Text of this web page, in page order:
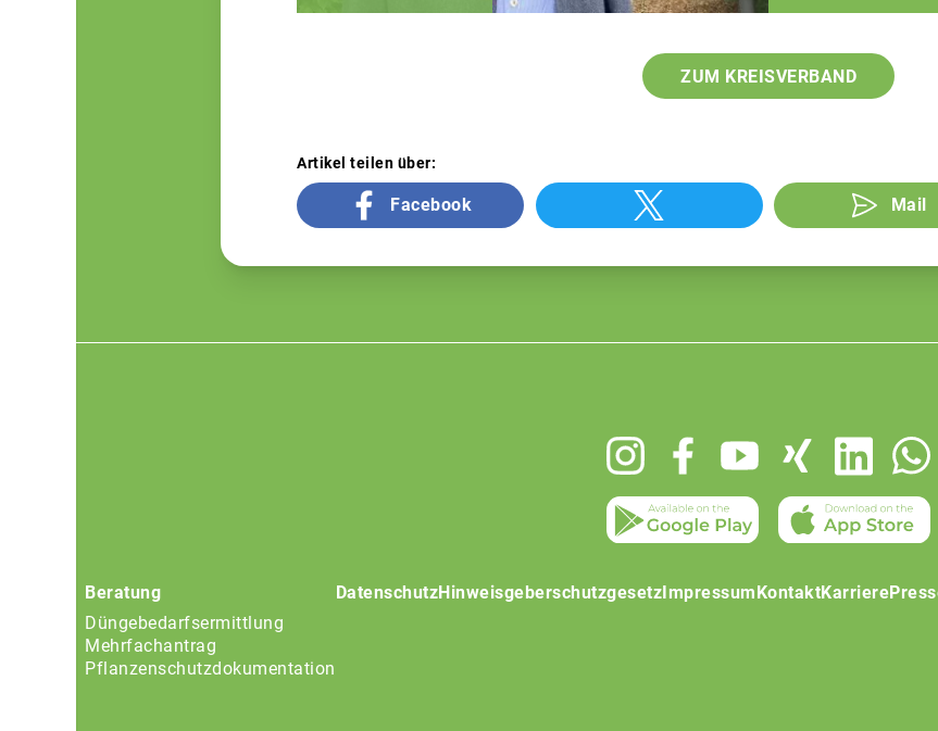
ZUM KREISVERBAND
Artikel teilen über:
Facebook Mail
Beratung
Düngebedarfsermittlung
Mehrfachantrag
Pflanzenschutzdokumentation
DatenschutzHinweisgeberschutzgesetzImpressumKontaktKarriere